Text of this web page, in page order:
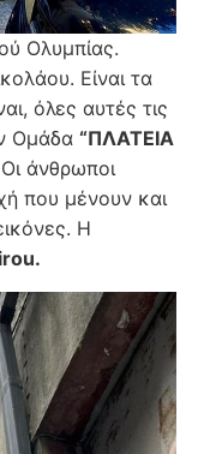
Ολυμπίας.
Είναι τα
όλες αυτές τις
Ομάδα “ΠΛΑΤΕΙΑ
άνθρωποι
που μένουν και
Η